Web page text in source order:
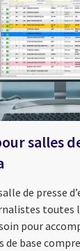
salles
de presse
toutes
pour
base